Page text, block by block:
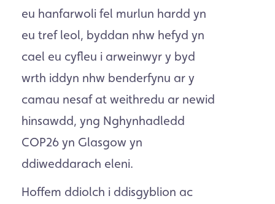
eu hanfarwoli fel murlun hardd yn
eu tref leol, byddan nhw hefyd yn
cael eu cyfleu i arweinwyr y byd
wrth iddyn nhw benderfynu ar y
camau nesaf at weithredu ar newid
hinsawdd, yng Nghynhadledd
COP26 yn Glasgow yn
ddiweddarach eleni.
Hoffem ddiolch i ddisgyblion ac